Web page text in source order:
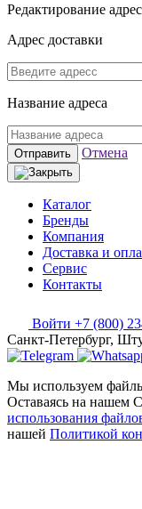
Редактирование
Адрес доставки
Название адреса
Отправить Отмена
Каталог
Бренды
Компания
Доставка и
Сервис
Контакты
Войти +7 (800)
Санкт-Петербург,
Мы используем
Оставаясь на нашем
использования
нашей Политикой